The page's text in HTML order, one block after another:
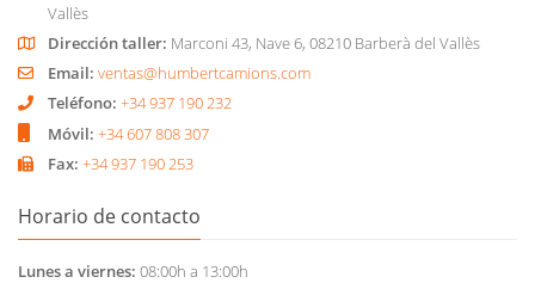
Vallès
Dirección taller: Marconi 43, Nave 6, 08210 Barberà del Vallès
Email: ventas@humbertcamions.com
Teléfono: +34 937 190 232
Móvil: +34 607 808 307
Fax: +34 937 190 253
Horario de contacto
Lunes a viernes: 08:00h a 13:00h